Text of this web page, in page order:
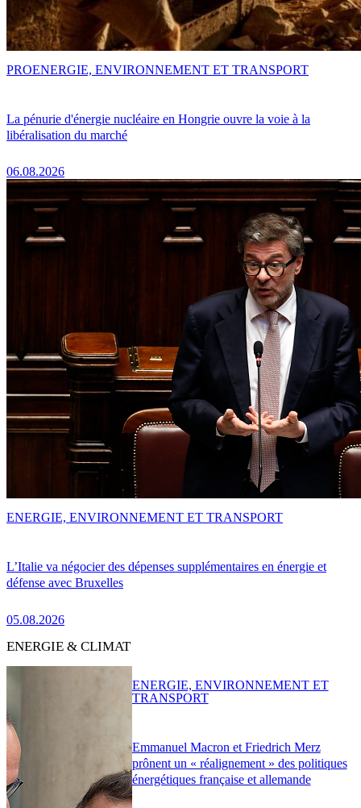
La pénurie d'énergie nucléaire en Hongrie ouvre la voie à la
libéralisation du marché
06.08.2026
PROENERGIE, ENVIRONNEMENT ET TRANSPORT
L’Italie va négocier des dépenses supplémentaires en énergie et
défense avec Bruxelles
05.08.2026
ENERGIE, ENVIRONNEMENT ET TRANSPORT
ENERGIE & CLIMAT
Emmanuel Macron et Friedrich Merz
prônent un « réalignement » des politiques
énergétiques française et allemande
ENERGIE, ENVIRONNEMENT ET
TRANSPORT